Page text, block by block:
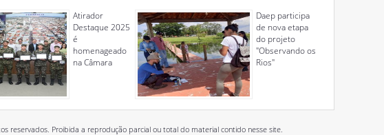
Atirador
Destaque 2025
é
homenageado
na Câmara
Daep participa
de nova etapa
do projeto
"Observando os
Rios"
reservados. Proibida a reprodução parcial ou total do material contido nesse site.